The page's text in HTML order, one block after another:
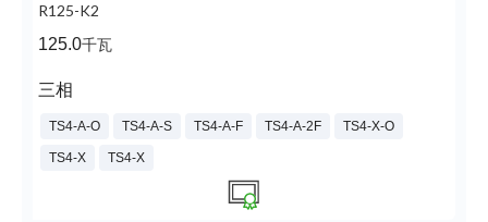
R125-K2
125.0千瓦
三相
TS4-A-O TS4-A-S TS4-A-F TS4-A-2F TS4-X-O
TS4-X TS4-X